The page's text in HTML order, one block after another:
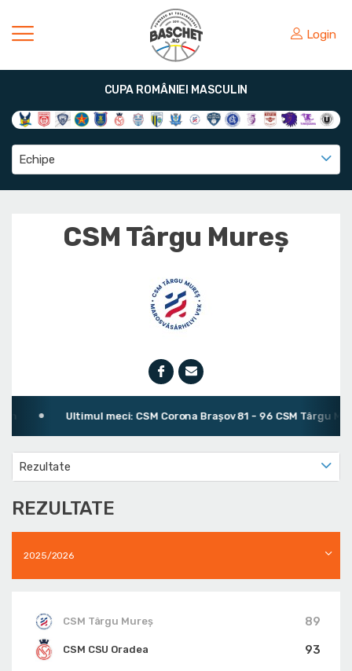
Login
CUPA ROMÂNIEI MASCULIN
Echipe
CSM Târgu Mureș
Ultimul meci: CSM Corona Braşov 81 - 96 CSM Târgu
Rezultate
REZULTATE
2025/2026
CSM Târgu Mureș
89
93
CSM CSU Oradea